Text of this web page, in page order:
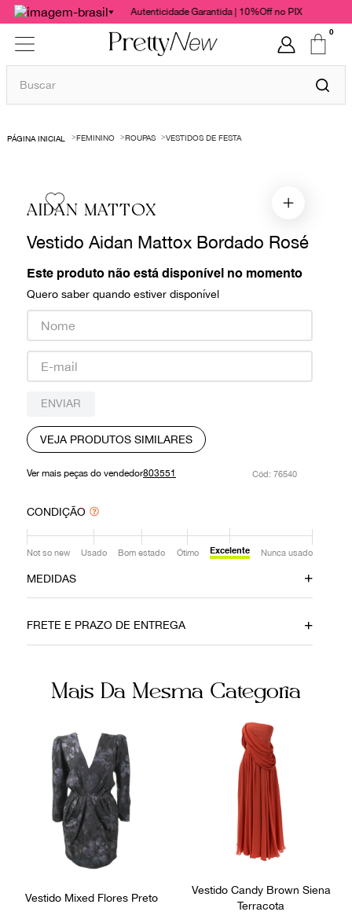
Autenticidade Garantida | 10%Off no PIX
0
Buscar
FEMININO ROUPAS VESTIDOS DE FESTA
AIDAN MATTOX
Vestido Aidan Mattox Bordado Rosé
Este produto não está disponível no momento
Quero saber quando estiver disponível
ENVIAR
VEJA PRODUTOS SIMILARES
Ver mais peças do vendedor803551 : 76540
CONDIÇÃO
Not so new Usado Bom estado Ótimo Excelente Nunca usado
MEDIDAS
96 cm 38 cm
Ainda com dúvidas sobre as medidas? Fale com a nossa
FRETE E PRAZO DE ENTREGA
Mais Da Mesma Categoria
Vestido Mixed Flores Preto
Vestido Candy Brown Siena
Terracota
1º
bolsas
chanel
valentino
paula raia
burberry
prada